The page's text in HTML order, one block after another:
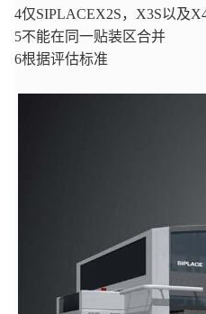
4仅SIPLACEX2S，X3S以及
5不能在同一贴装区合并
6根据评估标准